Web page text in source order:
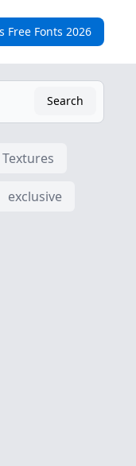
Free Fonts 2026
Search
Textures
exclusive